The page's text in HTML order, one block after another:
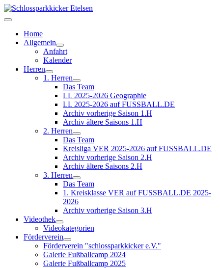
Home
Allgemein
Anfahrt
Kalender
Herren
1. Herren
Das Team
LL 2025-2026 Geographie
LL 2025-2026 auf FUSSBALL.DE
Archiv vorherige Saison 1.H
Archiv ältere Saisons 1.H
2. Herren
Das Team
Kreisliga VER 2025-2026 auf FUSSBALL.DE
Archiv vorherige Saison 2.H
Archiv ältere Saisons 2.H
3. Herren
Das Team
1. Kreisklasse VER auf FUSSBALL.DE 2025-
2026
Archiv vorherige Saison 3.H
Videothek
Videokategorien
Förderverein
Förderverein "schlossparkkicker e.V."
Galerie Fußballcamp 2024
Galerie Fußballcamp 2025